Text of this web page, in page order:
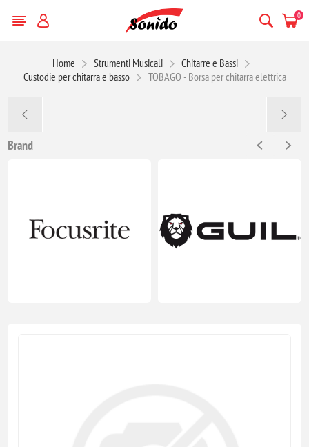
0
Home Strumenti Musicali
Chitarre e Bassi
Custodie per chitarra e basso
TOBAGO - Borsa per chitarra elettrica
Brand